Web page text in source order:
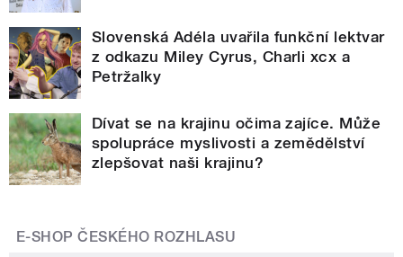
Slovenská Adéla uvařila funkční lektvar
z odkazu Miley Cyrus, Charli xcx a
Petržalky
Dívat se na krajinu očima zajíce. Může
spolupráce myslivosti a zemědělství
zlepšovat naši krajinu?
E-SHOP ČESKÉHO ROZHLASU